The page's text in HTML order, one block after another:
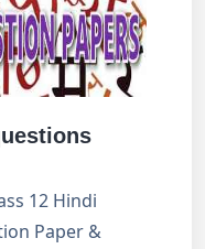
12 Hindi
Paper &